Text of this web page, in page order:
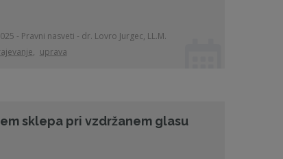
- Pravni nasveti - dr. Lovro Jurgec, LL.M.
, uprava
sklepa pri vzdržanem glasu